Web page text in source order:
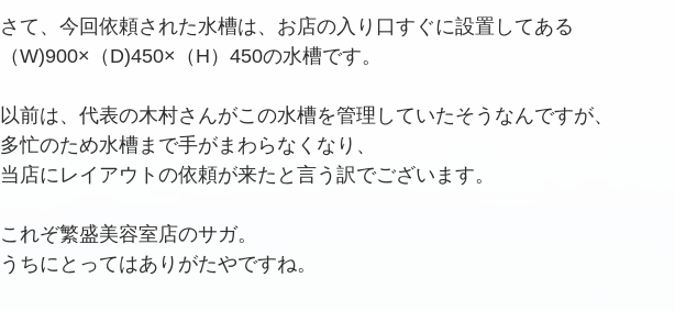
さて、今回依頼された水槽は、お店の入り口すぐに設置してある
（W)900×（D)450×（H）450の水槽です。
以前は、代表の木村さんがこの水槽を管理していたそうなんですが、
多忙のため水槽まで手がまわらなくなり、
当店にレイアウトの依頼が来たと言う訳でございます。
これぞ繁盛美容室店のサガ。
うちにとってはありがたやですね。